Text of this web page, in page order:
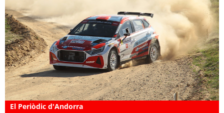
El Periòdic d'Andorra